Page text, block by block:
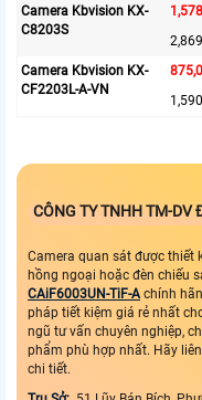
Camera Kbvision KX-
C8203S
Camera Kbvision KX-
CF2203L-A-VN
CÔNG TY TNHH TM-DV
Camera quan sát được thiết
hồng ngoại hoặc đèn chiếu
CAiF6003UN-TiF-Achính
pháp tiết kiệm giá rẻ nhất
ngũ tư vấn chuyên nghiệp,
phẩm phù hợp nhất. Hãy
chi tiết.